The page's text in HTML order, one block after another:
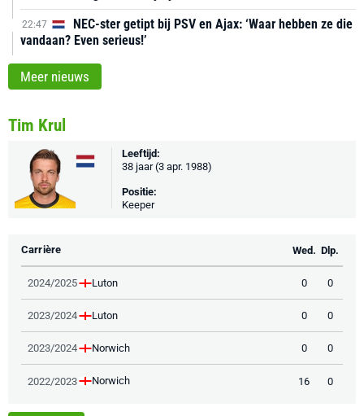
22:47
NEC-ster getipt bij PSV en Ajax: ‘Waar hebben ze die
vandaan? Even serieus!’
Meer nieuws
Tim Krul
Leeftijd:
38 jaar (3 apr. 1988)
Positie:
Keeper
Carrière Wed. Dlp.
2024/2025 Luton 0 0
2023/2024 Luton 0 0
2023/2024 Norwich 0 0
2022/2023 Norwich 16 0